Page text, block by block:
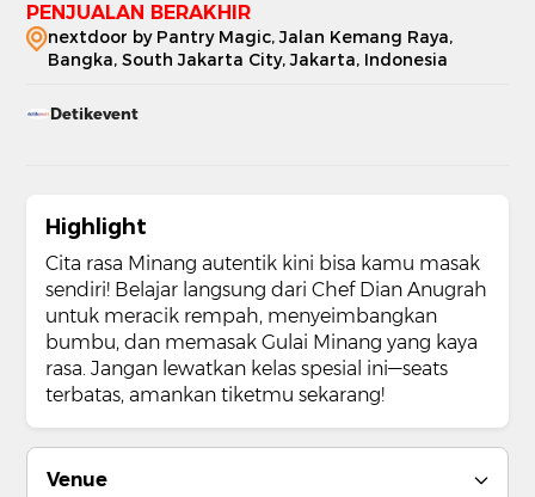
PENJUALAN BERAKHIR
nextdoor by Pantry Magic, Jalan Kemang Raya,
Bangka, South Jakarta City, Jakarta, Indonesia
Detikevent
Highlight
Cita rasa Minang autentik kini bisa kamu masak
sendiri! Belajar langsung dari Chef Dian Anugrah
untuk meracik rempah, menyeimbangkan
bumbu, dan memasak Gulai Minang yang kaya
rasa. Jangan lewatkan kelas spesial ini—seats
terbatas, amankan tiketmu sekarang!
Venue